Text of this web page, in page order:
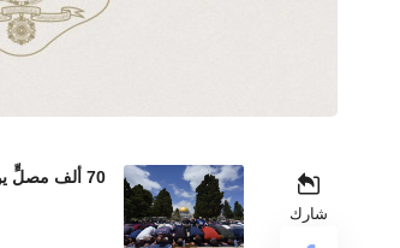
شارك
70 ألف مصلٍّ يؤدون صلاة الجمعة في المسجد الأقصى رغم إجراءات الاحتلال المشددة